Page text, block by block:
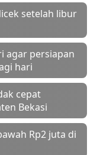
setelah libur
agar persiapan
hari
cepat
Bekasi
Rp2 juta di